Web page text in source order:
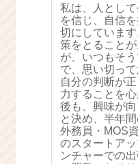
届
く
就
活
サ
イ
ト
チ
ア
キ
ャ
私は、人とし
を信じ、自信
切にしていま
策をとること
が、いつもそ
で、思い切っ
自分の判断が
力することを
後も、興味が
と決め、半年
外務員・MOS
のスタートア
ンチャーでの